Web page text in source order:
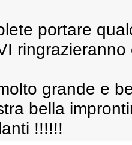
portare
grande e
bella
!!!!!!